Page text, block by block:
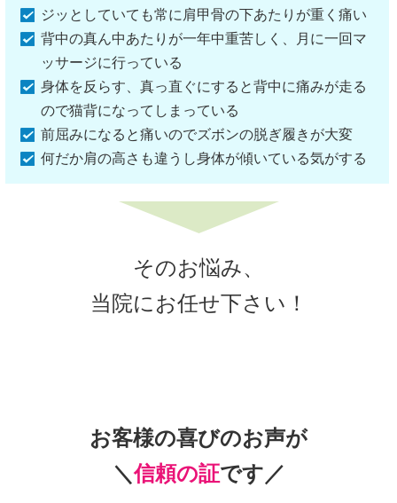
ジッとしていても常に肩甲骨の下あたりが重く痛い
背中の真ん中あたりが一年中重苦しく、月に一回マ
ッサージに行っている
身体を反らす、真っ直ぐにすると背中に痛みが走る
ので猫背になってしまっている
前屈みになると痛いのでズボンの脱ぎ履きが大変
何だか肩の高さも違うし身体が傾いている気がする
そのお悩み、
当院にお任せ下さい！
お客様の喜びのお声が
＼信頼の証です／